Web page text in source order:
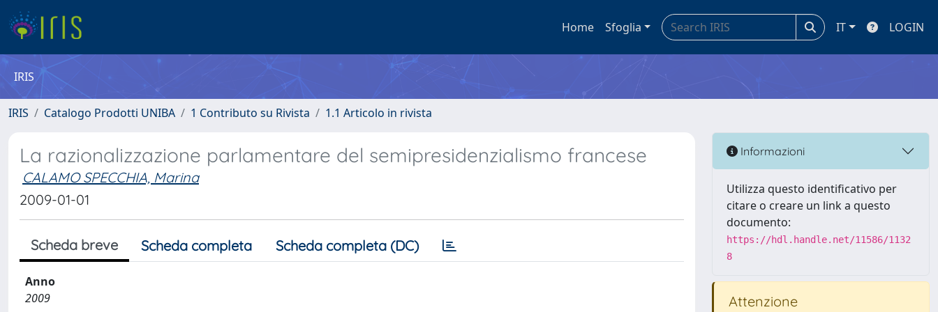
Home Sfoglia IT LOGIN
IRIS
IRIS Catalogo Prodotti UNIBA 1 Contributo su Rivista 1.1 Articolo in rivista
La razionalizzazione parlamentare del semipresidenzialismo francese
CALAMO SPECCHIA, Marina
2009-01-01
Scheda breve Scheda completa Scheda completa (DC)
Anno
2009
Informazioni
Utilizza questo identificativo per
citare o creare un link a questo
documento:
https://hdl.handle.net/11586/1132
8
Attenzione